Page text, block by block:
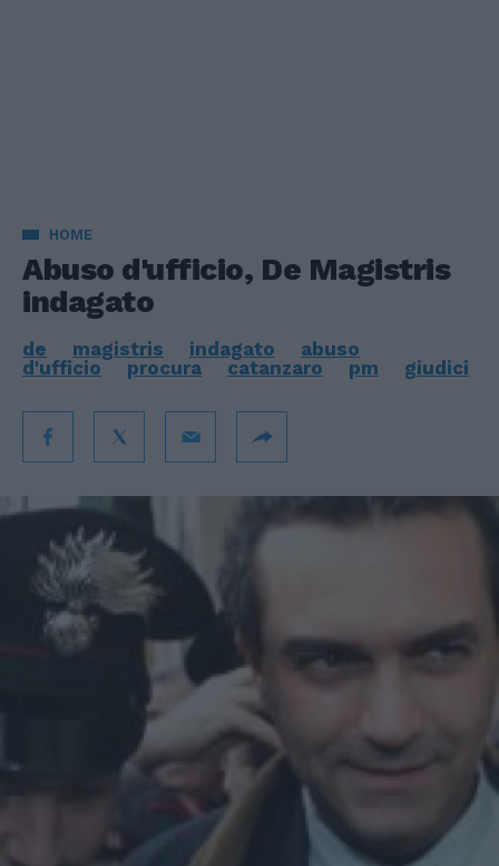
HOME
Abuso d'ufficio, De Magistris
indagato
de magistris indagato
abuso
d'ufficio
procura catanzaro pm giudici